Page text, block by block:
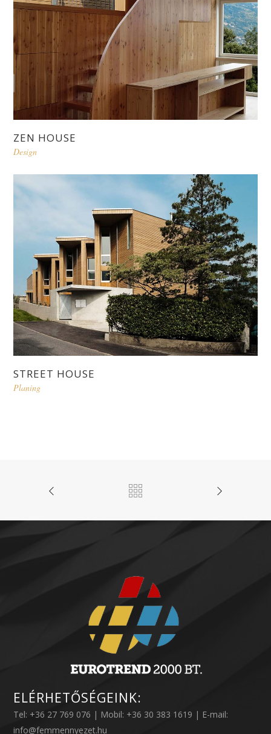
ZEN HOUSE
Design
STREET HOUSE
Planing
ELÉRHETŐSÉGEINK:
Tel: +36 27 769 076 | Mobil: +36 30 383 1619 | E-mail:
info@femmennyezet.hu